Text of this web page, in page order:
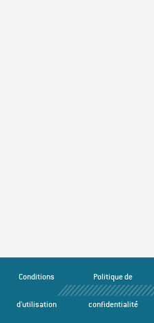
Conditions
d'utilisation
Politique de
confidentialité